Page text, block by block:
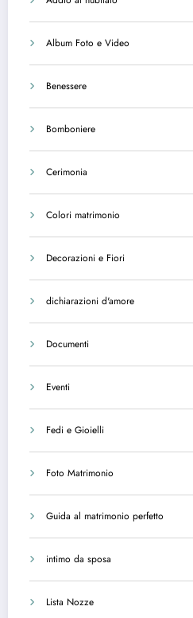
Album Foto e Video
Benessere
Bomboniere
Cerimonia
Colori matrimonio
Decorazioni e Fiori
dichiarazioni d'amore
Documenti
Eventi
Fedi e Gioielli
Foto Matrimonio
Guida al matrimonio perfetto
intimo da sposa
Lista Nozze